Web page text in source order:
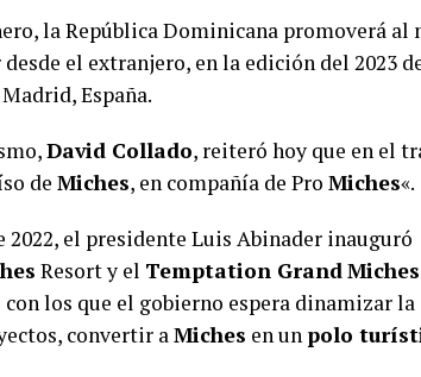
la República Dominicana promoverá al
el extranjero, en la edición del 2023
España.
David Collado, reiteró hoy que en el
de Miches, en compañía de Pro Miches«.
2022, el presidente Luis Abinader inauguró
Resort y el Temptation GrandMiches
con los que el gobierno espera dinamizar
convertir aMiches en un polo